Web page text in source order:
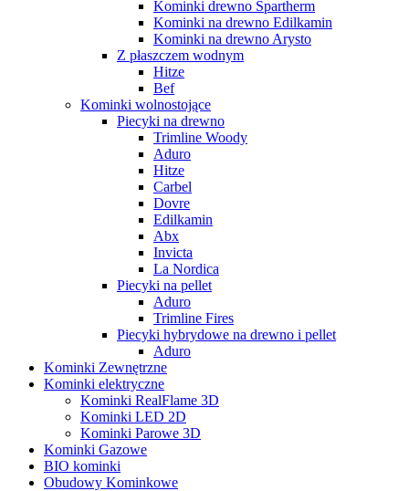
Kominki drewno Spartherm
Kominki na drewno Edilkamin
Kominki na drewno Arysto
Z płaszczem wodnym
Hitze
Bef
Kominki wolnostojące
Piecyki na drewno
Trimline Woody
Aduro
Hitze
Carbel
Dovre
Edilkamin
Abx
Invicta
La Nordica
Piecyki na pellet
Aduro
Trimline Fires
Piecyki hybrydowe na drewno i pellet
Aduro
Kominki Zewnętrzne
Kominki elektryczne
Kominki RealFlame 3D
Kominki LED 2D
Kominki Parowe 3D
Kominki Gazowe
BIO kominki
Obudowy Kominkowe